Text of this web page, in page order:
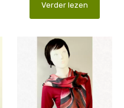
Verder lezen